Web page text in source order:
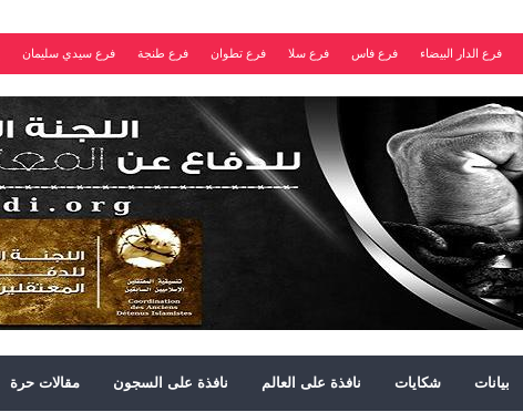
فرع الدار البيضاء فرع فاس فرع سلا فرع تطوان فرع طنجة فرع سيدي سليمان
بيانات شكايات نافذة على العالم نافذة على السجون مقالات حرة